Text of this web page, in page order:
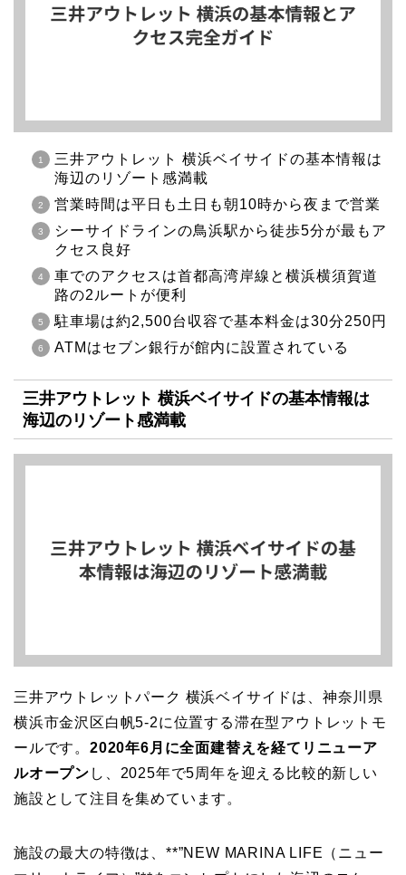
三井アウトレット 横浜ベイサイドの基本情報は
海辺のリゾート感満載
営業時間は平日も土日も朝10時から夜まで営業
シーサイドラインの鳥浜駅から徒歩5分が最もア
クセス良好
車でのアクセスは首都高湾岸線と横浜横須賀道
路の2ルートが便利
駐車場は約2,500台収容で基本料金は30分250円
ATMはセブン銀行が館内に設置されている
三井アウトレット 横浜ベイサイドの基本情報は
海辺のリゾート感満載
三井アウトレットパーク 横浜ベイサイドは、神奈川県
横浜市金沢区白帆5-2に位置する滞在型アウトレットモ
ールです。 2020年6月に全面建替えを経てリニューア
ルオープン し、2025年で5周年を迎える比較的新しい
施設として注目を集めています。
施設の最大の特徴は、**”NEW MARINA LIFE（ニュー